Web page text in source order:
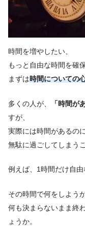
時間を増やしたい、
もっと自由な時間を確
まずは時間についての
多くの人が、 「時間が
すが、
実際には時間があるの
無駄に過ごしてしまう
例えば、1時間だけ自由
その時間で何をしよう
何も決まらないまま終
ょうか。